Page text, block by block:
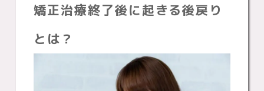
矯正治療終了後に起きる後戻り
とは？